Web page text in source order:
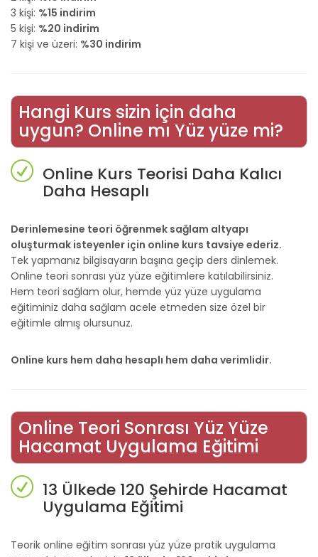
3 kişi: %15 indirim
5 kişi: %20 indirim
7 kişi ve üzeri: %30 indirim
Hangi Kurs sizin için daha
uygun? Online mı Yüz yüze mi?
Online Kurs Teorisi Daha Kalıcı
Daha Hesaplı
Derinlemesine teori öğrenmek sağlam altyapı
oluşturmak isteyenler için online kurs tavsiye ederiz.
Tek yapmanız bilgisayarın başına geçip ders dinlemek.
Online teori sonrası yüz yüze eğitimlere katılabilirsiniz.
Hem teori sağlam olur, hemde yüz yüze uygulama
eğitiminiz daha sağlam acele etmeden size özel bir
eğitimle almış olursunuz.
Online kurs hem daha hesaplı hem daha verimlidir.
Online Teori Sonrası Yüz Yüze
Hacamat Uygulama Eğitimi
13 Ülkede 120 Şehirde Hacamat
Uygulama Eğitimi
Teorik online eğitim sonrası yüz yüze pratik uygulama